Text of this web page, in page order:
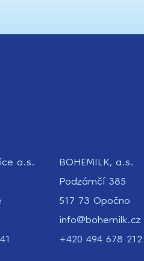
a.s.
BOHEMILK, a.s.
Podzámčí 385
517 73 Opočno
info@bohemilk.cz
+420 494 678 212